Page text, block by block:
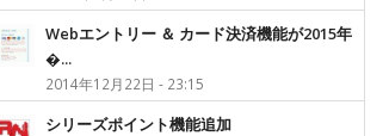
Webエントリー ＆ カード決済機能が2015年
�...
2014年12月22日 - 23:15
シリーズポイント機能追加